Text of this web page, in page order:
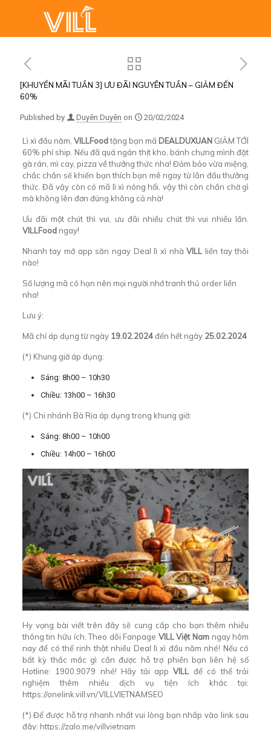
[KHUYẾN MÃI TUẦN 3] ƯU ĐÃI NGUYÊN TUẦN – GIẢM ĐẾN
60%
Published by Duyên Duyên on 20/02/2024
Lì xì đầu năm, VILLFoodtặng bạn mã DEALDUXUAN GIẢM TỚI
60% phí ship. Nếu đã quá ngán thịt kho, bánh chưng mình đặt
gà rán, mì cay, pizza về thưởng thức nha! Đảm bảo vừa miệng,
chắc chắn sẽ khiến bạn thích bạn mê ngay từ lần đầu thưởng
thức. Đã vậy còn có mã lì xì nóng hổi, vậy thì còn chần chờ gì
mà không lên đơn đúng không cả nhà!
Ưu đãi một chút thì vui, ưu đãi nhiều chút thì vui nhiều lần.
VILLFoodngay!
Nhanh tay mở app săn ngay Deal lì xì nhàVILL liền tay thôi
nào!
Số lượng mã có hạn nên mọi người nhớ tranh thủ order liền
nha!
Lưu ý:
Mã chỉ áp dụng từ ngày 19.02.2024đến hết ngày 25.02.2024
(*) Khung giờ áp dụng:
Sáng: 8h00 – 10h30
Chiều: 13h00 – 16h30
(*) Chi nhánh Bà Rịa áp dụng trong khung giờ:
Sáng: 8h00 – 10h00
Chiều: 14h00 – 16h00
Hy vọng bài viết trên đây sẽ cung cấp cho bạn thêm nhiều
thông tin hữu ích. Theo dõi Fanpage VILL Việt Nam ngay hôm
nayđể có thể rinh thật nhiều Deal lì xì đầu năm nhé! Nếu có
bất kỳ thắc mắc gì cần được hỗ trợ phiền bạn liên hệ số
Hotline: 1900.9079 nhé! Hãy tải appVILL để có thể trải
nghiệm thêm nhiều dịch vụ tiện ích khác tại:
https://onelink.vill.vn/VILLVIETNAMSEO
(*) Để được hỗ trợ nhanh nhất vui lòng bạn nhấp vào link sau
đây: https://zalo.me/villvietnam